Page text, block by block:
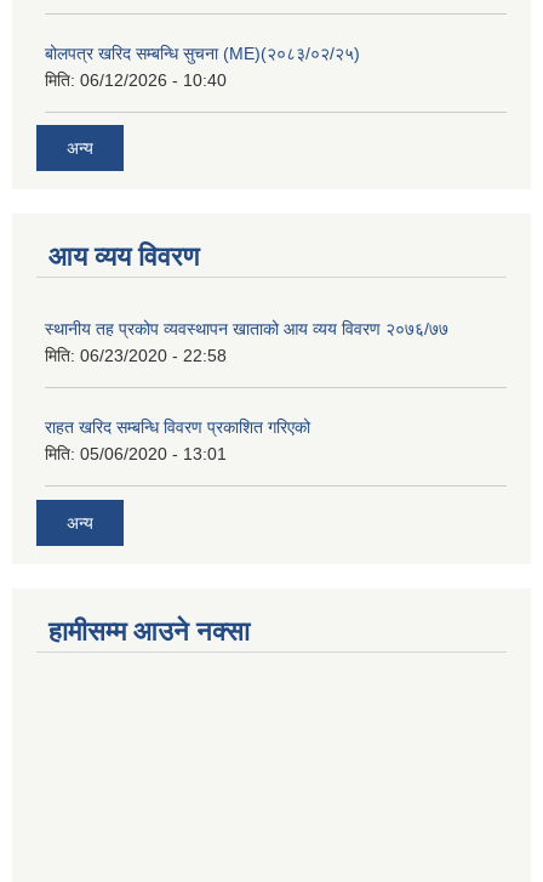
बोलपत्र खरिद सम्बन्धि सुचना (ME)(२०८३/०२/२५)
मिति: 06/12/2026 - 10:40
अन्य
आय व्यय विवरण
स्थानीय तह प्रकोप व्यवस्थापन खाताको आय व्यय विवरण २०७६/७७
मिति: 06/23/2020 - 22:58
राहत खरिद सम्बन्धि विवरण प्रकाशित गरिएको
मिति: 05/06/2020 - 13:01
अन्य
हामीसम्म आउने नक्सा